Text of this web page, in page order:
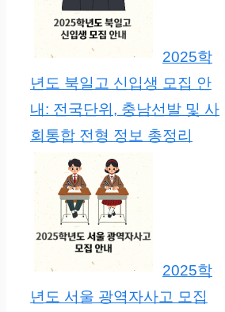
2025학
년도 북일고 신입생 모집 안
내: 전국단위, 충남선발 및 사
회통합 전형 정보 총정리
2025학
년도 서울 광역자사고 모집